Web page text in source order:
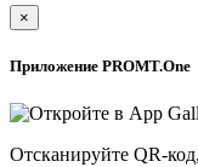
×
Приложение PROMT.One
Отсканируйте QR-